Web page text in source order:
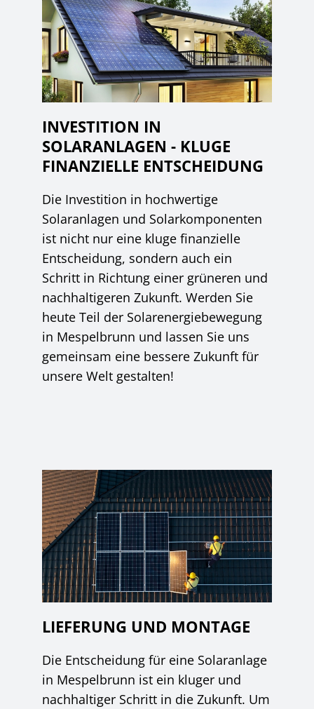
INVESTITION IN
SOLARANLAGEN - KLUGE
FINANZIELLE ENTSCHEIDUNG
Die Investition in hochwertige
Solaranlagen und Solarkomponenten
ist nicht nur eine kluge finanzielle
Entscheidung, sondern auch ein
Schritt in Richtung einer grüneren und
nachhaltigeren Zukunft. Werden Sie
heute Teil der Solarenergiebewegung
in Mespelbrunn und lassen Sie uns
gemeinsam eine bessere Zukunft für
unsere Welt gestalten!
LIEFERUNG UND MONTAGE
Die Entscheidung für eine Solaranlage
in Mespelbrunn ist ein kluger und
nachhaltiger Schritt in die Zukunft. Um